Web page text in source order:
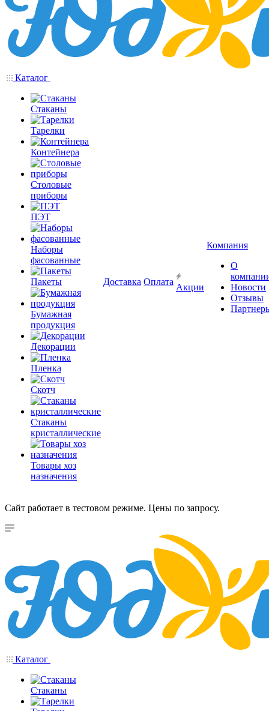
Каталог
Стаканы
Тарелки
Контейнера
Столовые
приборы
ПЭТ
Наборы
фасованные
Пакеты
Бумажная
продукция
Декорации
Пленка
Скотч
Стаканы
кристаллические
Товары хоз
назначения
Доставка Оплата
Акции
Компания
О
Новости
Отзывы
Сайт работает в тестовом режиме. Цены по запросу.
Каталог
Стаканы